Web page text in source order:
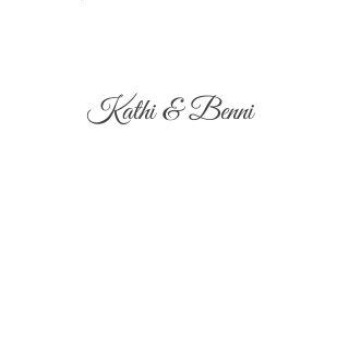
Kathi & Benni